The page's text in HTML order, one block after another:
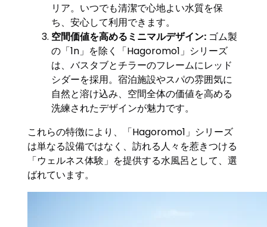
リア。いつでも清潔で心地よい水質を保
ち、安心して利用できます。
空間価値を高めるミニマルデザイン: ゴム製
の「1n」を除く「Hagoromo1」シリーズ
は、バスタブとチラーのフレームにレッド
シダーを採用。宿泊施設やスパの雰囲気に
自然と溶け込み、空間全体の価値を高める
洗練されたデザインが魅力です。
これらの特徴により、「Hagoromo1」シリーズ
は単なる設備ではなく、訪れる人々を惹きつける
「ウェルネス体験」を提供する水風呂として、選
ばれています。